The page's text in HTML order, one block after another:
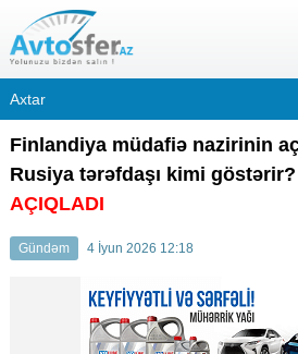
Finlandiya müdafiə nazirinin
Rusiya tərəfdaşı kimi
AÇIQLADI
Gündəm 4 İyun 2026 12:18